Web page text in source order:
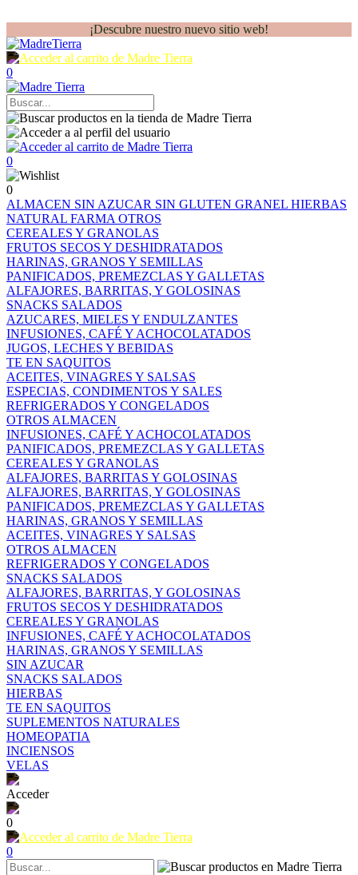
¡Descubre nuestro nuevo sitio web!
0
0
0
ALMACEN SIN AZUCAR SIN GLUTEN GRANEL HIERBAS
NATURAL FARMA OTROS
CEREALES Y GRANOLAS
FRUTOS SECOS Y DESHIDRATADOS
HARINAS, GRANOS Y SEMILLAS
PANIFICADOS, PREMEZCLAS Y GALLETAS
ALFAJORES, BARRITAS, Y GOLOSINAS
SNACKS SALADOS
AZUCARES, MIELES Y ENDULZANTES
INFUSIONES, CAFÉ Y ACHOCOLATADOS
JUGOS, LECHES Y BEBIDAS
TE EN SAQUITOS
ACEITES, VINAGRES Y SALSAS
ESPECIAS, CONDIMENTOS Y SALES
REFRIGERADOS Y CONGELADOS
OTROS ALMACEN
INFUSIONES, CAFÉ Y ACHOCOLATADOS
PANIFICADOS, PREMEZCLAS Y GALLETAS
CEREALES Y GRANOLAS
ALFAJORES, BARRITAS Y GOLOSINAS
ALFAJORES, BARRITAS, Y GOLOSINAS
PANIFICADOS, PREMEZCLAS Y GALLETAS
HARINAS, GRANOS Y SEMILLAS
ACEITES, VINAGRES Y SALSAS
OTROS ALMACEN
REFRIGERADOS Y CONGELADOS
SNACKS SALADOS
ALFAJORES, BARRITAS, Y GOLOSINAS
FRUTOS SECOS Y DESHIDRATADOS
CEREALES Y GRANOLAS
INFUSIONES, CAFÉ Y ACHOCOLATADOS
HARINAS, GRANOS Y SEMILLAS
SIN AZUCAR
SNACKS SALADOS
HIERBAS
TE EN SAQUITOS
SUPLEMENTOS NATURALES
HOMEOPATIA
INCIENSOS
VELAS
Acceder
0
0